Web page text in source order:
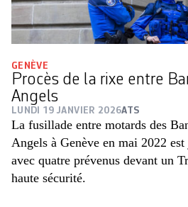
GENÈVE
Procès de la rixe entre
Angels
LUNDI 19 JANVIER 2026ATS
La fusillade entre motards des
Angels à Genève en mai 2022
avec quatre prévenus devant un
haute sécurité.